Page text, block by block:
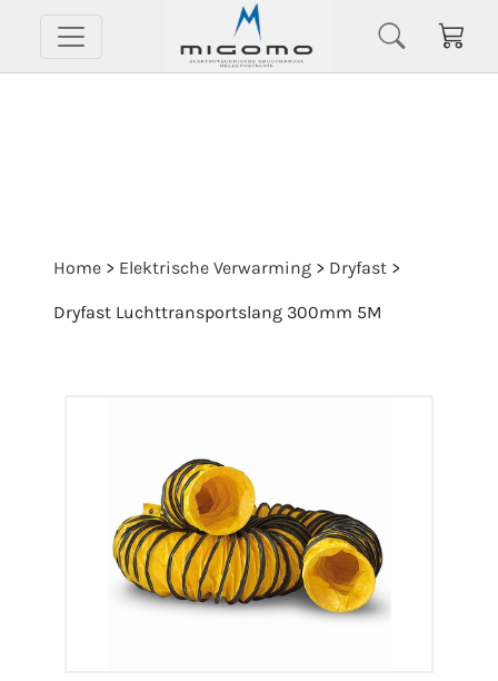
Home > Elektrische Verwarming > Dryfast >
Dryfast Luchttransportslang 300mm 5M